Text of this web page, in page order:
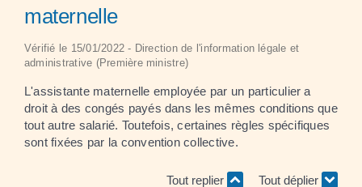
maternelle
Vérifié le 15/01/2022 - Direction de l'information légale et
administrative (Première ministre)
L'assistante maternelle employée par un particulier a
droit à des congés payés dans les mêmes conditions que
tout autre salarié. Toutefois, certaines règles spécifiques
sont fixées par la convention collective.
Tout replier Tout déplier